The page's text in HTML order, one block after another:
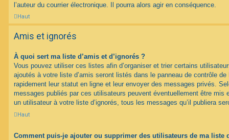
l’auteur du courrier électronique. Il pourra alors agir en conséquence.
Haut
Amis et ignorés
À quoi sert ma liste d’amis et d’ignorés ?
Vous pouvez utiliser ces listes afin d’organiser et trier certains
ajoutés à votre liste d’amis seront listés dans le panneau de contrôle de
rapidement leur statut en ligne et leur envoyer des messages privés.
messages publiés par ces utilisateurs peuvent éventuellement être mis
un utilisateur à votre liste d’ignorés, tous les messages qu’il publiera
Haut
Comment puis-je ajouter ou supprimer des utilisateurs de ma liste